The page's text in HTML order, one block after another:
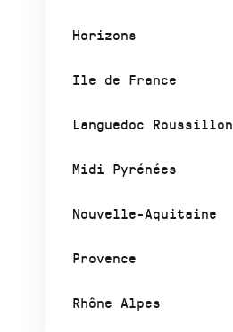
Horizons
Ile de France
Languedoc Roussillon
Midi Pyrénées
Nouvelle-Aquitaine
Provence
Rhône Alpes